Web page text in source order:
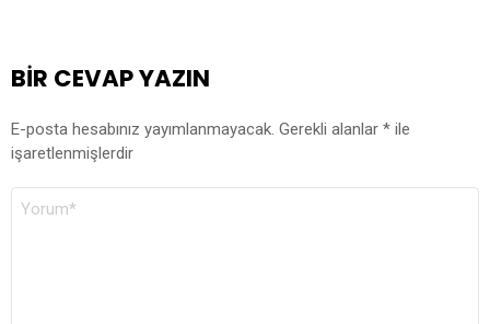
BIR CEVAP YAZIN
E-posta hesabınız yayımlanmayacak. Gerekli alanlar * ile
işaretlenmişlerdir